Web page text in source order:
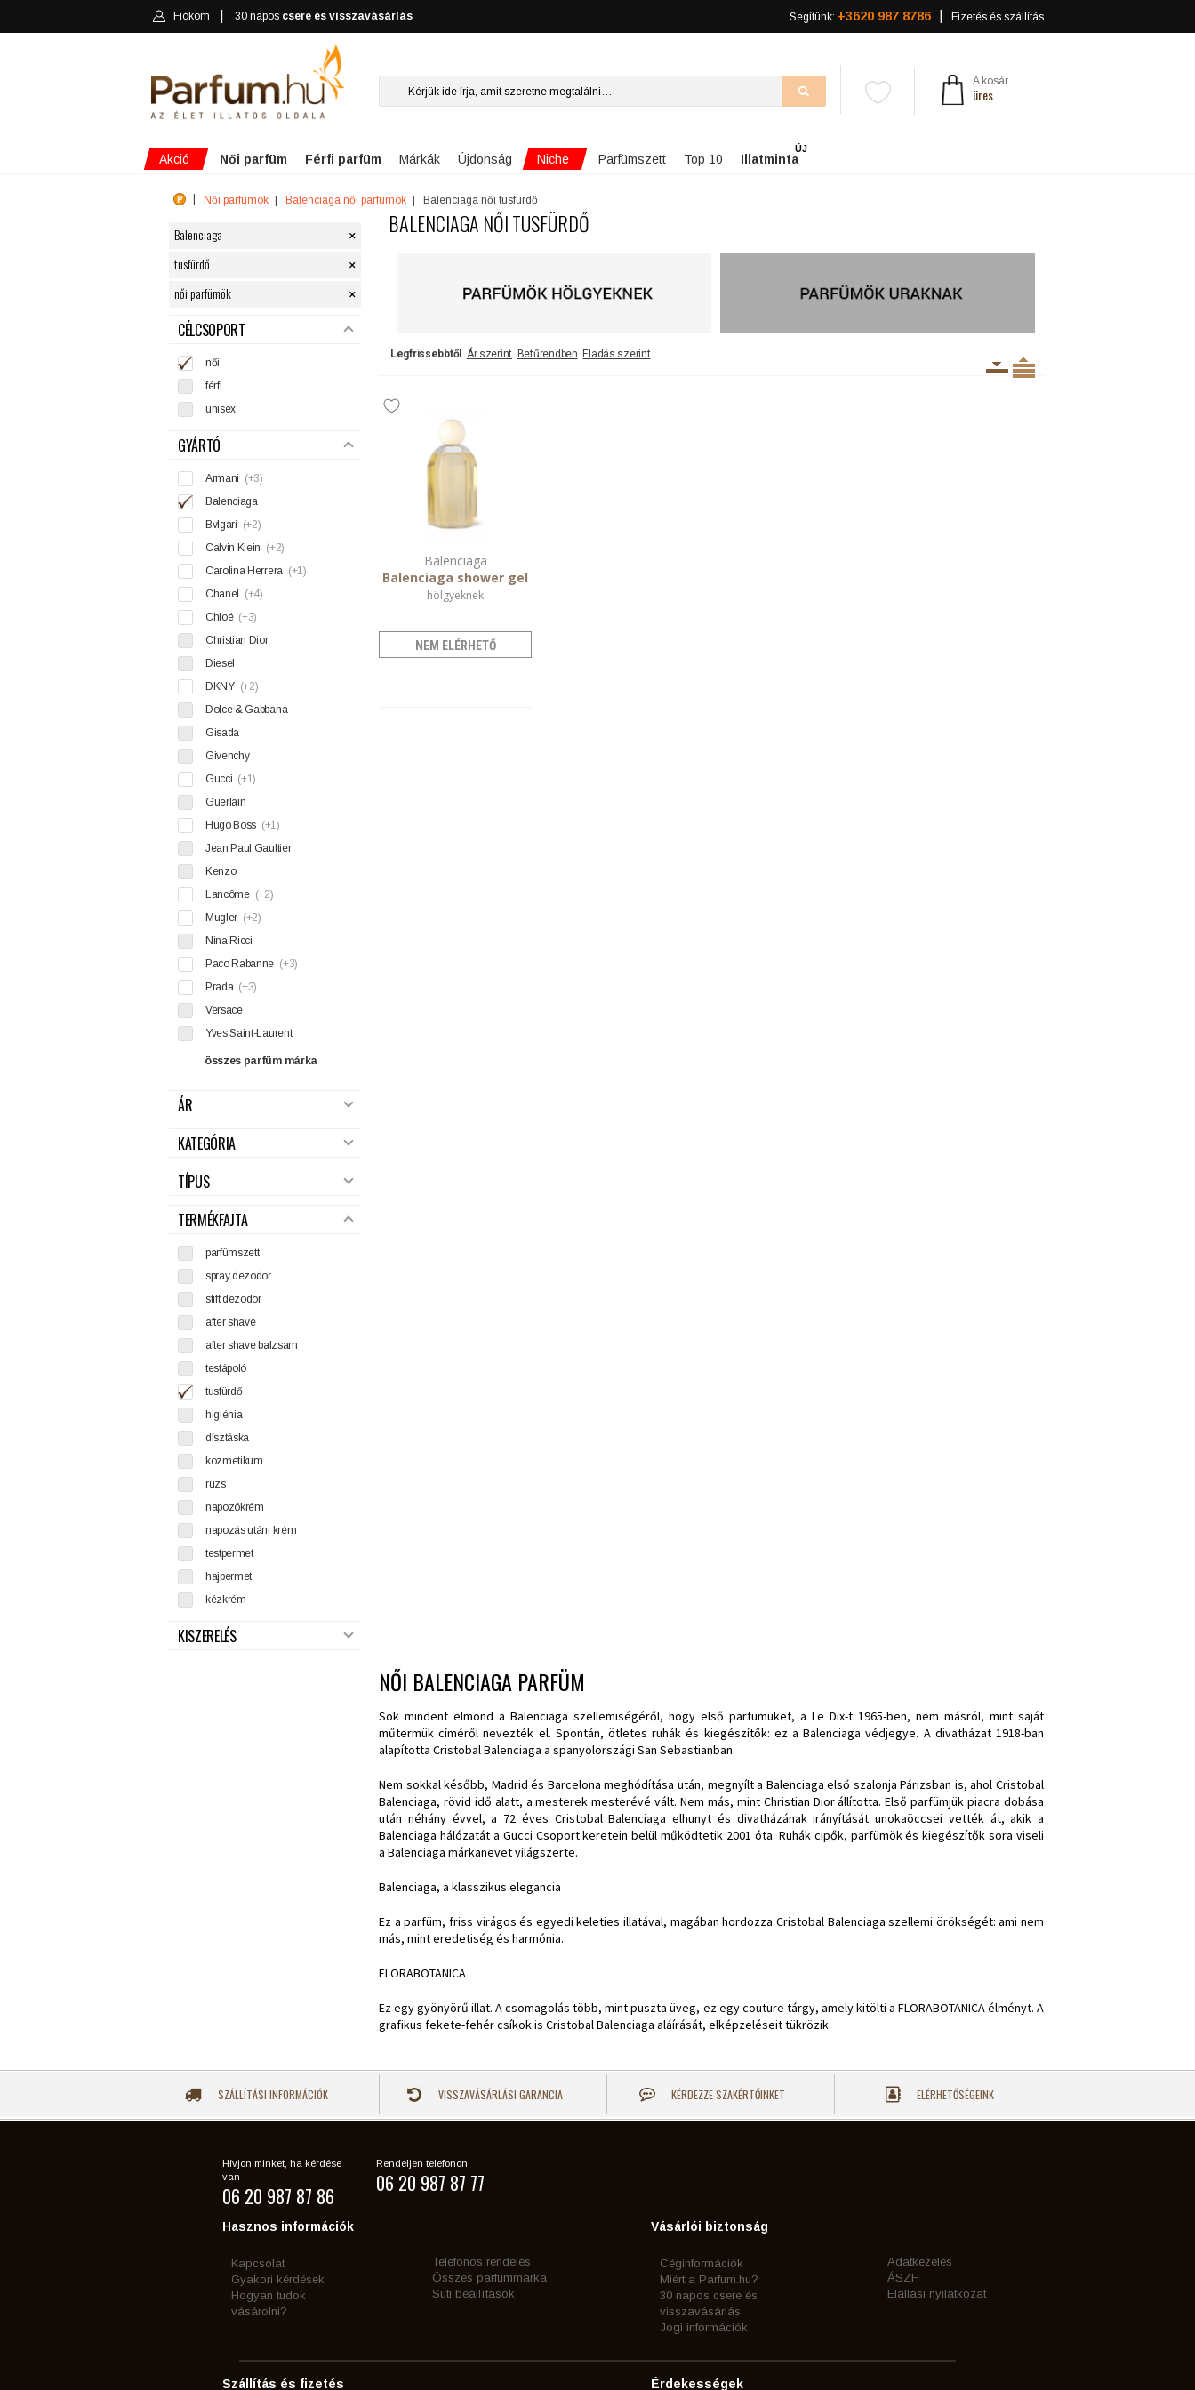
Fiókom 30 napos csere és visszavásárlás Segítünk: +3620 987 8786 Fizetés és szállítás
A kosár
üres
Akció Női parfüm Férfi parfüm Márkák Újdonság Niche Parfümszett Top 10 Illatminta
ÚJ
Női parfümök Balenciaga női parfümök Balenciaga női tusfürdő
Balenciaga ×
tusfürdő ×
női parfümök ×
SZŰRÉS
CÉLCSOPORT
női
férfi
unisex
GYÁRTÓ
Armani (+3)
Balenciaga
Bvlgari (+2)
Calvin Klein (+2)
Carolina Herrera (+1)
Chanel
(+4)
Chloé (+3)
Christian Dior
Diesel
DKNY (+2)
Dolce & Gabbana
Gisada
Givenchy
Gucci (+1)
Guerlain
Hugo Boss (+1)
Jean Paul Gaultier
Kenzo
Lancôme (+2)
Mugler (+2)
Nina Ricci
Paco Rabanne (+3)
Prada (+3)
Versace
Yves Saint-Laurent
összes parfüm márka
ÁR
KATEGÓRIA
TÍPUS
TERMÉKFAJTA
parfümszett
spray dezodor
stift dezodor
after shave
after shave balzsam
testápoló
tusfürdő
higiénia
dísztáska
kozmetikum
rúzs
napozókrém
napozás utáni krém
testpermet
hajpermet
kézkrém
KISZERELÉS
BALENCIAGA NŐI TUSFÜRDŐ
Legfrissebbtől Ár szerint Betűrendben Eladás szerint
Balenciaga
Balenciaga shower gel
hölgyeknek
NEM ELÉRHETŐ
NŐI BALENCIAGA PARFÜM
Sok mindent elmond a Balenciaga szellemiségéről, hogy első parfümüket, a Le Dix-t 1965-ben, nem másról, mint saját
műtermük címéről nevezték el. Spontán, ötletes ruhák és kiegészítők: ez a Balenciaga védjegye. A divatházat 1918-ban
alapította Cristobal Balenciaga a spanyolországi San Sebastianban.
Nem sokkal később, Madrid és Barcelona meghódítása után, megnyílt a Balenciaga első szalonja Párizsban is, ahol Cristobal
Balenciaga, rövid idő alatt, a mesterek mesterévé vált. Nem más, mint Christian Dior állította. Első parfümjük piacra dobása
után néhány évvel, a 72 éves Cristobal Balenciaga elhunyt és divatházának irányítását unokaöccsei vették át, akik a
Balenciaga hálózatát a Gucci Csoport keretein belül működtetik 2001 óta. Ruhák cipők, parfümök és kiegészítők sora viseli
a Balenciaga márkanevet világszerte.
Balenciaga, a klasszikus elegancia
Ez a parfüm, friss virágos és egyedi keleties illatával, magában hordozza Cristobal Balenciaga szellemi örökségét: ami nem
más, mint eredetiség és harmónia.
FLORABOTANICA
Ez egy gyönyörű illat. A csomagolás több, mint puszta üveg, ez egy couture tárgy, amely kitölti a FLORABOTANICA élményt. A
grafikus fekete-fehér csíkok is Cristobal Balenciaga aláírását, elképzeléseit tükrözik.
SZÁLLÍTÁSI INFORMÁCIÓK VISSZAVÁSÁRLÁSI GARANCIA KÉRDEZZE SZAKÉRTŐINKET ELÉRHETŐSÉGEINK
Hívjon minket, ha kérdése
van
06 20 987 87 86
Rendeljen telefonon
06 20 987 87 77
Hasznos információk
Kapcsolat
Gyakori kérdések
Hogyan tudok
vásárolni?
Telefonos rendelés
Összes parfummárka
Süti beállítások
Vásárlói biztonság
Céginformációk
Miért a Parfum.hu?
30 napos csere és
visszavásárlás
Jogi információk
Adatkezelés
ÁSZF
Elállási nyilatkozat
Szállítás és fizetés Érdekességek